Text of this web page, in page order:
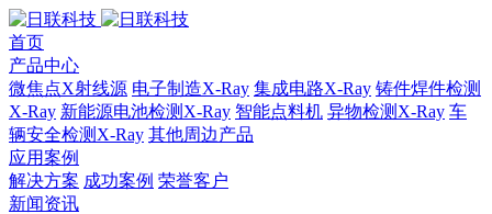
首页
产品中心
微焦点X射线源 电子制造X-Ray 集成电路X-Ray 铸件焊件检测
X-Ray 新能源电池检测X-Ray 智能点料机 异物检测X-Ray 车
辆安全检测X-Ray 其他周边产品
应用案例
解决方案 成功案例 荣誉客户
新闻资讯